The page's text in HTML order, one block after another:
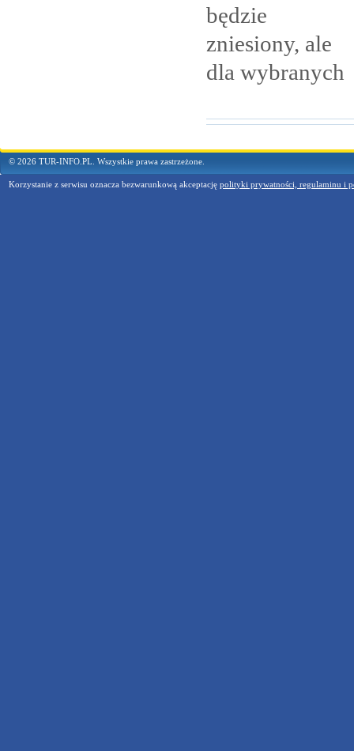
będzie
zniesiony, ale
dla wybranych
© 2026 TUR-INFO.PL. Wszystkie prawa zastrzeżone.
Korzystanie z serwisu oznacza bezwarunkową akceptację polityki prywatności, regulaminu i